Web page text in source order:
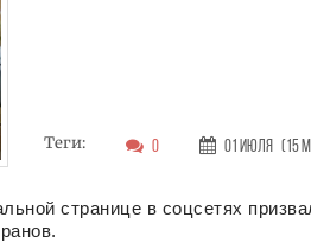
Теги: 0 01 Июля (15
странице в соцсетях